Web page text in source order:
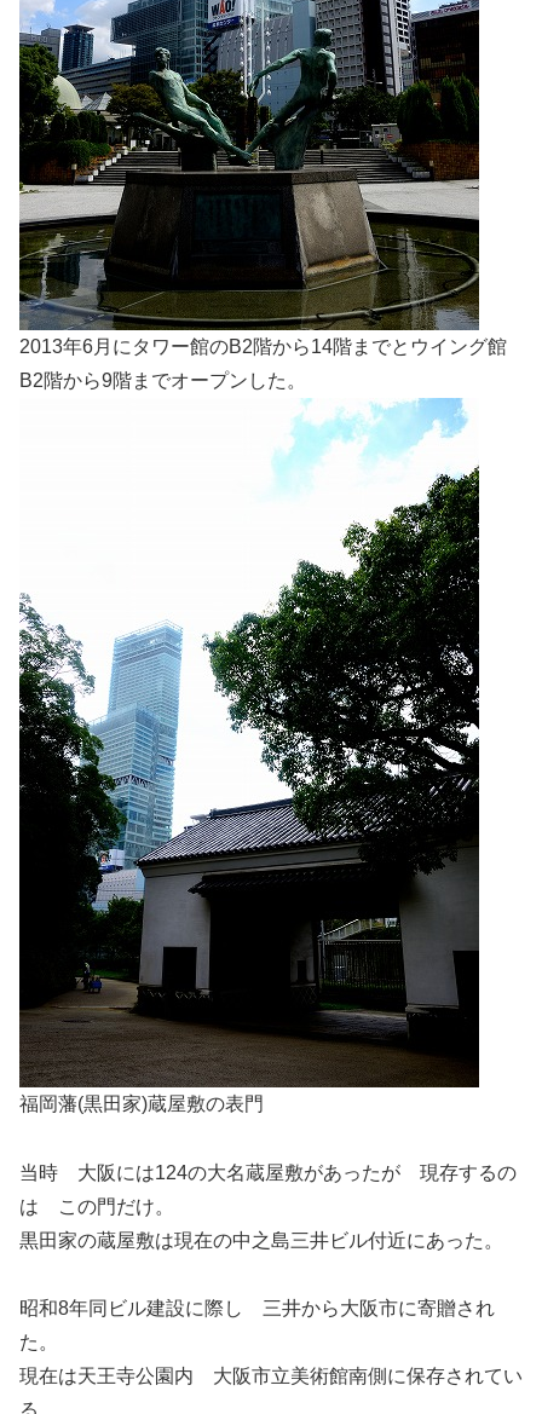
2013年6月にタワー館のB2階から14階までとウイング館
B2階から9階までオープンした。
福岡藩(黒田家)蔵屋敷の表門
当時 大阪には124の大名蔵屋敷があったが 現存するの
は この門だけ。
黒田家の蔵屋敷は現在の中之島三井ビル付近にあった。
昭和8年同ビル建設に際し 三井から大阪市に寄贈され
た。
現在は天王寺公園内 大阪市立美術館南側に保存されてい